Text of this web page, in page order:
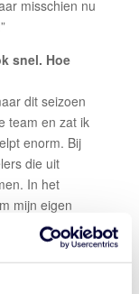
misschien nu
snel. Hoe
dit seizoen
team en zat ik
enorm. Bij
die uit
In het
mijn eigen
Die